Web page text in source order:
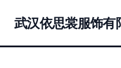
武汉依思裳服饰有